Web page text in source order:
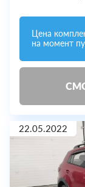
Цена
на момент
22.05.2022